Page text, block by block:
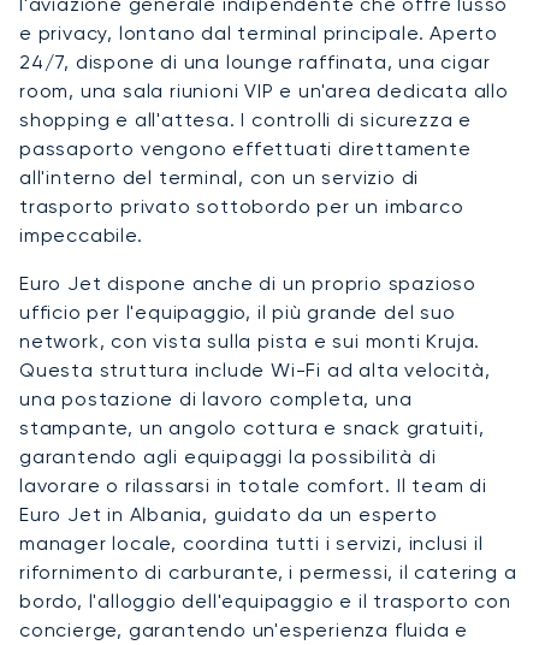
e privacy, lontano dal terminal principale. Aperto
24/7, dispone di una lounge raffinata, una cigar
room, una sala riunioni VIP e un'area dedicata allo
shopping e all'attesa. I controlli di sicurezza e
passaporto vengono effettuati direttamente
all'interno del terminal, con un servizio di
trasporto privato sottobordo per un imbarco
impeccabile.
Euro Jet dispone anche di un proprio spazioso
ufficio per l'equipaggio, il più grande del suo
network, con vista sulla pista e sui monti Kruja.
Questa struttura include Wi-Fi ad alta velocità,
una postazione di lavoro completa, una
stampante, un angolo cottura e snack gratuiti,
garantendo agli equipaggi la possibilità di
lavorare o rilassarsi in totale comfort. Il team di
Euro Jet in Albania, guidato da un esperto
manager locale, coordina tutti i servizi, inclusi il
rifornimento di carburante, i permessi, il catering a
bordo, l'alloggio dell'equipaggio e il trasporto con
concierge, garantendo un'esperienza fluida e